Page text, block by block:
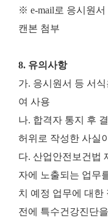
※ e-mail로 응시원
캔본 첨부
8. 유의사항
가. 응시원서 등 서
여 사용
나. 합격자 통지 후
허위로 작성한 사실
다. 산업안전보건법
자에 노출되는 업무
치 예정 업무에 대한
전에 특수건강진단